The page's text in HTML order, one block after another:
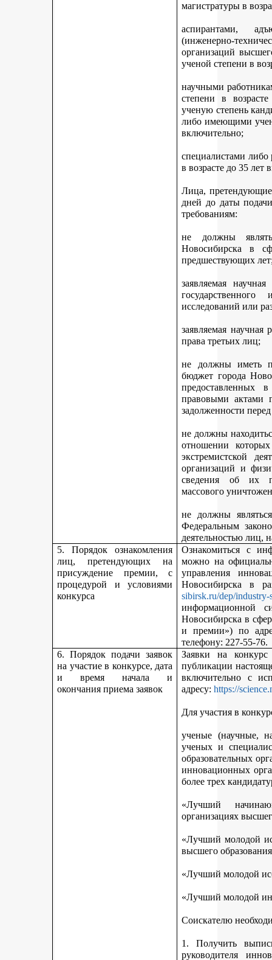
магистратуры в
аспирантами,
(инженерно-
организаций
ученой степени в
научными
степени в
ученую степень
либо имеющими
включительно;
специалистами
в возрасте до 35 лет
Лица,
дней до даты
требованиям:
не должны
Новосибирска в
предшествующих
заявляемая
исследований или
заявляемая
права третьих лиц;
не должны иметь
бюджет города
предоставленных
правовыми актами
задолженности
не должны
отношении
экстремистской
организаций и
сведения об их
массового
не должны
Федеральным
деятельностью лиц,
5. Порядок ознакомления
лиц, претендующих на
присуждение премии, с
процедурой и условиями
конкурса
Ознакомиться с
можно на
управления
Новосибирска в
sibirsk.ru/dep/industry-
информационной
Новосибирска в
и премии») по
телефону: 227-55-76.
6. Порядок подачи заявок
на участие в конкурсе, дата
и время начала и
окончания приема заявок
Заявки на
публикации
включительно с
адресу:https://
Для участия в
ученые (научные,
ученых и
образовательных
инновационных
более трех
«Лучший
организациях
«Лучший молодой
высшего
«Лучший молодой
«Лучший молодой
Соискателю
1. Получить
руководителя